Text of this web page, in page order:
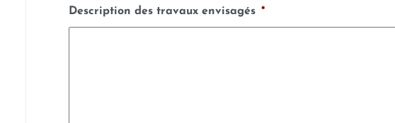
Description des travaux envisagés *